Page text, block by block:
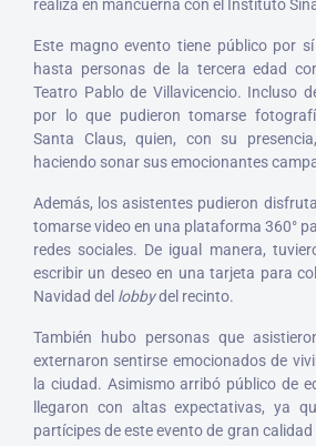
realiza en mancuerna con el Instituto
Este magno evento tiene público por
hasta personas de la tercera edad
Teatro Pablo de Villavicencio. Incluso
por lo que pudieron tomarse
Santa Claus, quien, con su
haciendo sonar sus emocionantes
Además, los asistentes pudieron
tomarse video en una plataforma 360°
redes sociales. De igual manera,
escribir un deseo en una tarjeta para
Navidad del lobbydel recinto.
También hubo personas que
externaron sentirse emocionados de
la ciudad. Asimismo arribó público de
llegaron con altas expectativas, ya
partícipes de este evento de gran